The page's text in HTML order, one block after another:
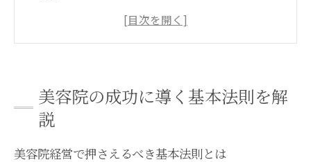
美容院の成功に不可欠な心構えと準備
経営に役立つ美容院ならではの秘訣
美容院経営で信頼される運営ポイント
美容院の成功に導く基本法則を解
説
美容院経営で押さえるべき基本法則とは